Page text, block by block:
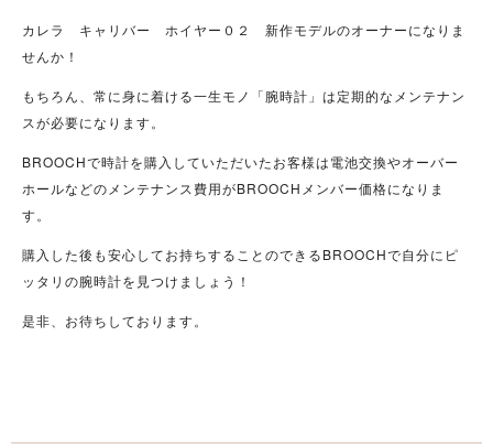
カレラ キャリバー ホイヤー０２ 新作モデルのオーナーになりま
せんか！
もちろん、常に身に着ける一生モノ「腕時計」は定期的なメンテナン
スが必要になります。
BROOCHで時計を購入していただいたお客様は電池交換やオーバー
ホールなどのメンテナンス費用がBROOCHメンバー価格になりま
す。
購入した後も安心してお持ちすることのできるBROOCHで自分にピ
ッタリの腕時計を見つけましょう！
是非、お待ちしております。